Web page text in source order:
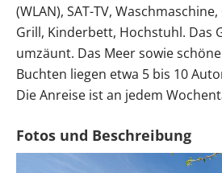
(WLAN), SAT-TV,
Grill, Kinderbett, Hochstuhl. Das
umzäunt. Das Meer sowie
Buchten liegen etwa 5 bis 10
Die Anreise ist an jedem